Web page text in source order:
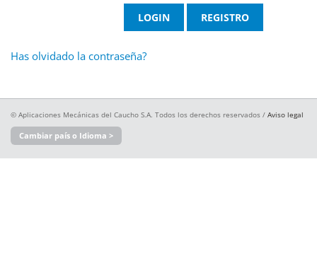
Has olvidado la contraseña?
© Aplicaciones Mecánicas del Caucho S.A. Todos los derechos reservados / Aviso legal
Cambiar país o Idioma >